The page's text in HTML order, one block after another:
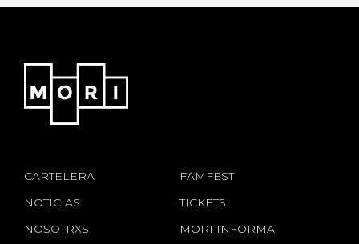
CARTELERA
NOTICIAS
NOSOTRXS
FAMFEST
TICKETS
MORI INFORMA